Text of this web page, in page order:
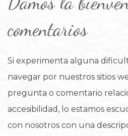
comentarios
Si experimenta alguna
navegar por nuestros sitios
pregunta o comentario
accesibilidad, lo estamos
con nosotros con una